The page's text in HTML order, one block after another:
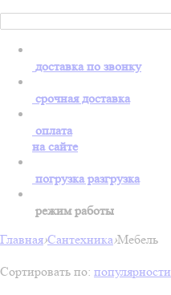
доставка по звонку
срочная доставка
оплата
на сайте
погрузка разгрузка
режим работы
Главная›Сантехника›Мебель
Сортировать по: популярности